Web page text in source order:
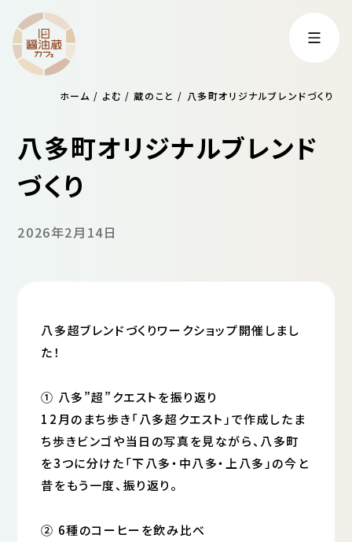
ホーム / よむ / 蔵のこと / 八多町オリジナルブレンドづくり
八多町オリジナルブレンド
づくり
2026年2月14日
八多超ブレンドづくりワークショップ開催しまし
た！
➀ 八多”超”クエストを振り返り
12月のまち歩き「八多超クエスト」で作成したま
ち歩きビンゴや当日の写真を見ながら、八多町
を3つに分けた「下八多・中八多・上八多」の今と
昔をもう一度、振り返り。
② 6種のコーヒーを飲み比べ